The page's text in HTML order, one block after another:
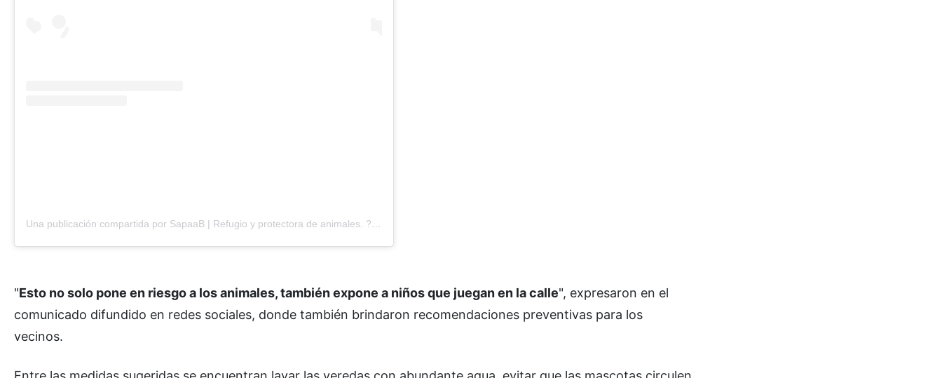
Una publicación compartida por SapaaB | Refugio y protectora de animales. ?? (@sapaab_bolivar)
"Esto no solo pone en riesgo a los animales, también expone a niños que juegan en la calle", expresaron en el
comunicado difundido en redes sociales, donde también brindaron recomendaciones preventivas para los
vecinos.